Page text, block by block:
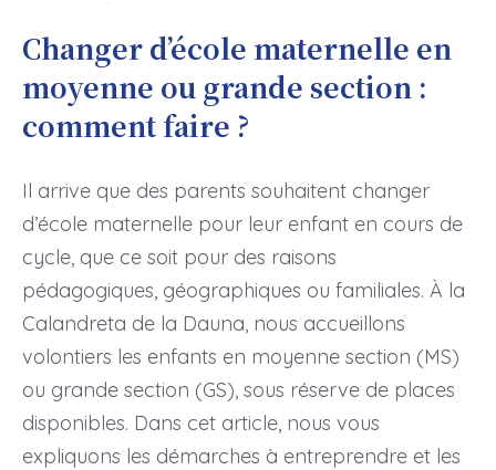
Changer d’école maternelle en
moyenne ou grande section :
comment faire ?
Il arrive que des parents souhaitent changer
d’école maternelle pour leur enfant en cours de
cycle, que ce soit pour des raisons
pédagogiques, géographiques ou familiales. À la
Calandreta de la Dauna, nous accueillons
volontiers les enfants en moyenne section (MS)
ou grande section (GS), sous réserve de places
disponibles. Dans cet article, nous vous
expliquons les démarches à entreprendre et les